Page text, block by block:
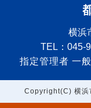
横浜
TEL：045-
指定管理者 一
Copyright(C) 横浜